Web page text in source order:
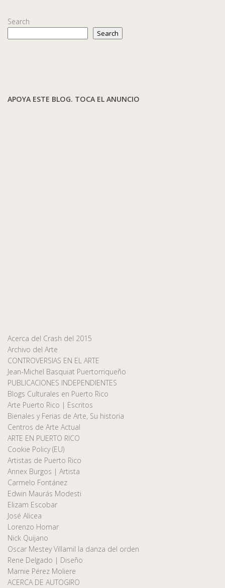
Search
Search
APOYA ESTE BLOG. TOCA EL ANUNCIO
Acerca del Crash del 2015
Archivo del Arte
CONTROVERSIAS EN EL ARTE
Jean-Michel Basquiat Puertorriqueño
PUBLICACIONES INDEPENDIENTES
Blogs Culturales en Puerto Rico
Arte Puerto Rico | Escritos
Bienales y Ferias de Arte, Su historia
Centros de Arte Actual
ARTE EN PUERTO RICO
Cookie Policy (EU)
Artistas de Puerto Rico
Annex Burgos | Artista
Carmelo Fontánez
Edwin Maurás Modesti
Elizam Escobar
José Alicea
Lorenzo Homar
Nick Quijano
Oscar Mestey Villamil la danza del orden
Rene Delgado | Diseño
Marnie Pérez Moliere
ACERCA DE AUTOGIRO